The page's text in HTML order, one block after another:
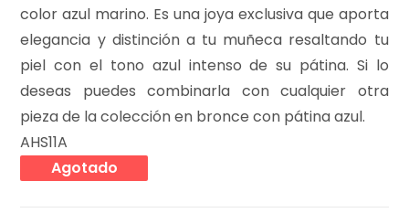
color azul marino. Es una joya exclusiva que aporta
elegancia y distinción a tu muñeca resaltando tu
piel con el tono azul intenso de su pátina. Si lo
deseas puedes combinarla con cualquier otra
pieza de la colección en bronce con pátina azul.
AHS11A
Agotado